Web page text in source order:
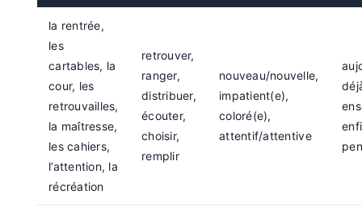
la rentrée,
les
cartables, la
cour, les
retrouvailles,
la maîtresse,
les cahiers,
l’attention, la
récréation
retrouver,
ranger,
distribuer,
écouter,
choisir,
remplir
nouveau/nouvelle,
impatient(e),
coloré(e),
attentif/attentive